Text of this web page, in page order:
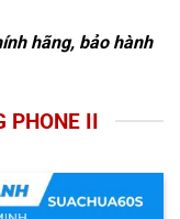
hãng, bảo hành
PHONE II